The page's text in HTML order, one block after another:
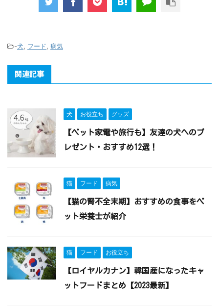
-犬, フード, 病気
関連記事
犬 お役立ち グッズ
【ペット家電や旅行も】友達の犬へのプ
レゼント・おすすめ12選！
猫 フード 病気
【猫の腎不全末期】おすすめの食事をペ
ット栄養士が紹介
猫 フード お役立ち
【ロイヤルカナン】韓国産になったキャ
ットフードまとめ【2023最新】